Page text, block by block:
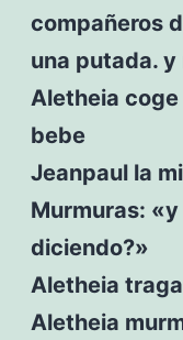
compañeros
una putada.
Aletheia
bebe
Jeanpaul la
Murmuras:
diciendo?»
Aletheia traga
Aletheia